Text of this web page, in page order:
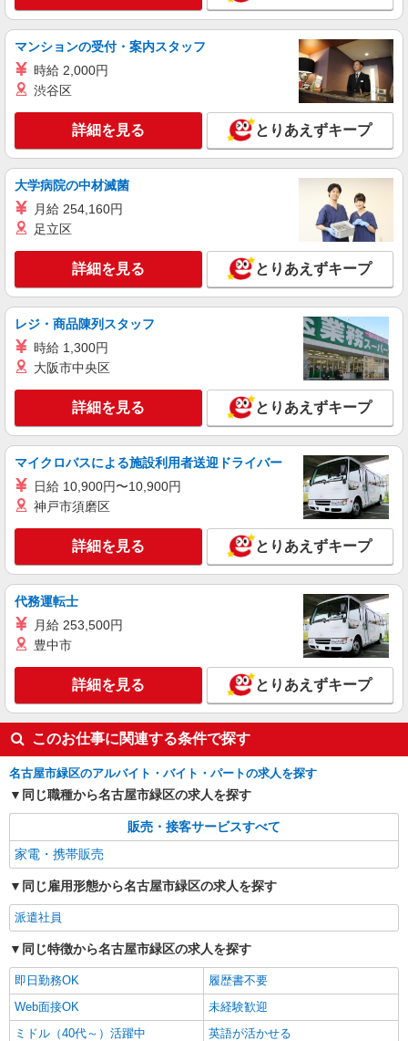
り） ゜+゜・。○。・゜+゜・。○。・゜+゜ 入社
祝い金10万円支給(規定有) お友達を紹介頂くと, イ
ンセンティブ支給(規定有) ゜・。○。・゜+゜・。
愛知県名古屋市緑区の家電量販店
キープ 詳細を見る
株式会社シエロ
【ソフトバンク】の店舗スタッフ
時給1500円〜 ※残業代支給 ★交通費別途支給
（規定あり） ゜+゜・。○。・゜+゜・。○。・゜
+゜ 入社祝い金10万円支給(規定有) お友達を紹介
頂くと, インセンティブ支給(規定有) ★月2回払
い・週払い可能（規程有）★ ゜・。○。・゜
+゜・。○。・゜+゜
愛知県名古屋市緑区のsoftbankショップ
キープ 詳細を見る
正社員
株式会社シエロ
【ワイモバイル】の店舗スタッフ
月給 201000円 〜231000円（経験・能力によ
る） 固定残業代: 11000円 〜11000円（7時間相
当） ＊時間外手当は時間外労働の有無にかかわら
ず、固定残業代として支給し、相当時間を超える
時間外労働分は法定どおり追加で支給します。 ■
その他賞与 年2回昇給 年1回販売手当、資格手当
扶養家族手当年末年始手当バースデー手当 ★交通
費全額支給 ゜+゜・。○。・゜+゜・。○。・゜+゜
入社祝い金10万円支給(規定有) お友達を紹介頂く
と, インセンティブ支給(規定有) ゜・。○。・゜
愛知県名古屋市緑区のY!mobileショップ
キープ 詳細を見る
正社員
株式会社シエロ
【ソフトバンク】の店舗スタッフ
月給 201000円 〜231000円（経験・能力によ
る） 固定残業代: 11000円 〜11000円（7時間相
当） ＊時間外手当は時間外労働の有無にかかわら
ず、固定残業代として支給し、相当時間を超える
時間外労働分は法定どおり追加で支給します。 ■
その他賞与 年2回昇給 年1回販売手当、資格手当
扶養家族手当年末年始手当バースデー手当 ★交通
入社祝い金10万円支給(規定有) お友達を紹介頂く
と, インセンティブ支給(規定有) ゜・。○。・゜
+゜・。○。・゜+゜
愛知県名古屋市緑区のsoftbankショップ
詳細を見る
マンションの受付・案内スタッフ
時給 2,000円
渋谷区
詳細を見る とりあえずキープ
大学病院の中材滅菌
月給 254,160円
足立区
詳細を見る とりあえずキープ
レジ・商品陳列スタッフ
時給 1,300円
大阪市中央区
詳細を見る とりあえずキープ
マイクロバスによる施設利用者送迎ドライバー
日給 10,900円〜10,900円
神戸市須磨区
詳細を見る とりあえずキープ
代務運転士
月給 253,500円
豊中市
詳細を見る とりあえずキープ
このお仕事に関連する条件で探す
名古屋市緑区のアルバイト・バイト・パートの求人を探す
同じ職種から名古屋市緑区の求人を探す
販売・接客サービスすべて
家電・携帯販売
同じ雇用形態から名古屋市緑区の求人を探す
派遣社員
同じ特徴から名古屋市緑区の求人を探す
即日勤務OK
履歴書不要
Web面接OK
未経験歓迎
ミドル（40代～）活躍中
英語が活かせる